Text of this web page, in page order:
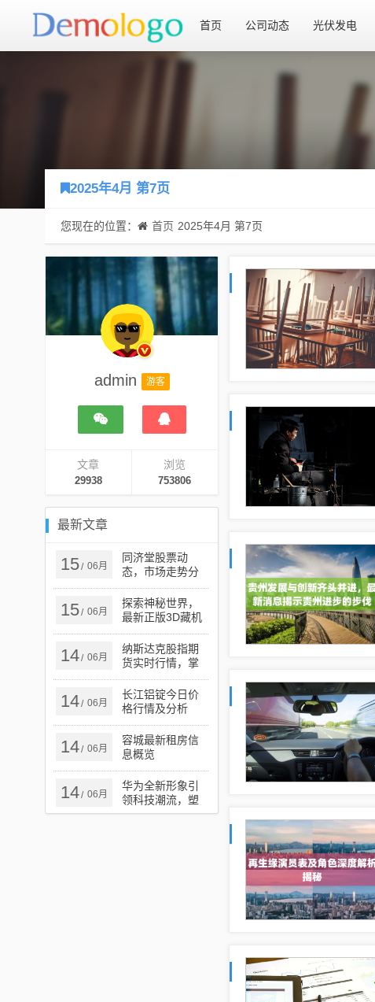
首页 公司动态 光伏发电
2025年4月 第7页
您现在的位置： 首页 2025年4月 第7页
admin 游客
文章
29938
浏览
753806
最新文章
15/ 06月
同济堂股票动
态，市场走势分
析与展望
15/ 06月
探索神秘世界，
最新正版3D藏机
图的魅力之旅揭
秘！
14/ 06月
纳斯达克股指期
货实时行情，掌
握市场动态的关
键工具
14/ 06月
长江铝锭今日价
格行情及分析
14/ 06月
容城最新租房信
息概览
14/ 06月
华为全新形象引
领科技潮流，塑
造卓越未来，展